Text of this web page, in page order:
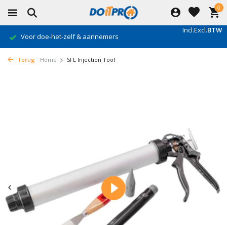
0
Incl.Excl.BTW
Voor doe-het-zelf & aannemers
Terug Home SFL Injection Tool